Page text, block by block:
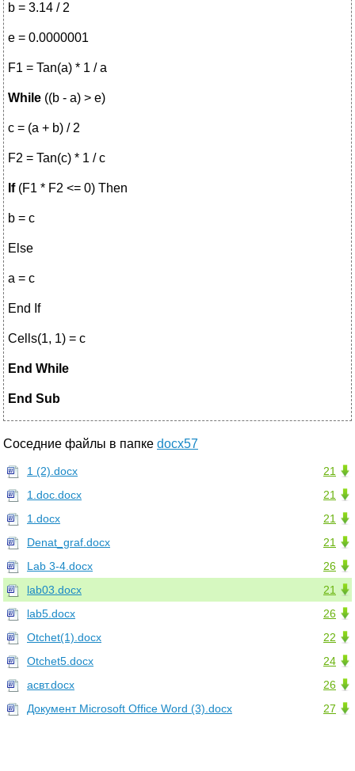
b = 3.14 / 2
e = 0.0000001
F1 = Tan(a) * 1 / a
While ((b - a) > e)
c = (a + b) / 2
F2 = Tan(c) * 1 / c
If(F1 * F2 <= 0) Then
b = c
Else
a = c
End If
Cells(1, 1) = c
End While
End Sub
Соседние файлы в папке docx57
21
1 (2).docx
21
1.doc.docx
21
1.docx
21
Denat_graf.docx
26
Lab 3-4.docx
21
lab03.docx
26
lab5.docx
22
Otchet(1).docx
24
Otchet5.docx
26
асвт.docx
27
Документ Microsoft Office Word (3).docx